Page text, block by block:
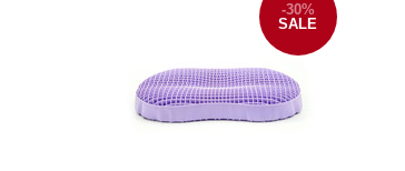
-30%
SALE